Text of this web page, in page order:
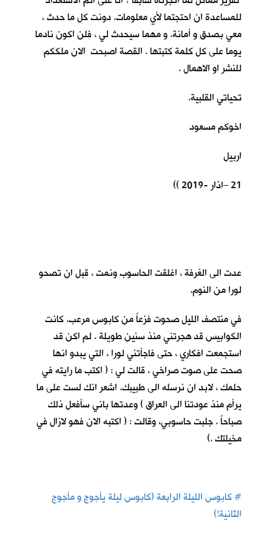
للمساعدة ان احتجتما لأي معلومات. دونت كل ما حدث ،
معي بصدق و أمانة. و مهما سيحدث لي ، فلن اكون نادما
يوما على كل كلمة كتبتها . القصة اصبحت الان ملككم
للنشر او الاهمال .
تحياتي القلبية.
اخوكم مسعود
اربيل
21 –اذار -2019 ))
عدت الى الغرفة ، اغلقت الحاسوب ونمت ، قبل ان تصحو
لورا من النوم.
في منتصف الليل صحوت فزعاً من كابوس مرعب. كانت
الكوابيس قد هجرتني منذ سنين طويلة . لم اكن قد
استجمعت افكاري ، حتى فاجأتني لورا ، التي يبدو انها
صحت على صوت صراخي ، قالت لي : ( اكتب ما رايته في
حلمك ، لابد ان نرسله الى طبيبك. اشعر انك لست على ما
يرأم منذ عودتنا الى العراق ) وعدتها باني سأفعل ذلك
صباحاً . جلبت حاسوبي، وقالت : ( اكتبه الان فهو لازال في
مخيلتك .)
#كابوس الليلة الرابعة (كابوس ليلة يأجوج و مأجوج
الثانية!)